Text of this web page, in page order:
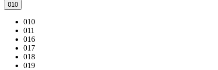
010
010
011
016
017
018
019